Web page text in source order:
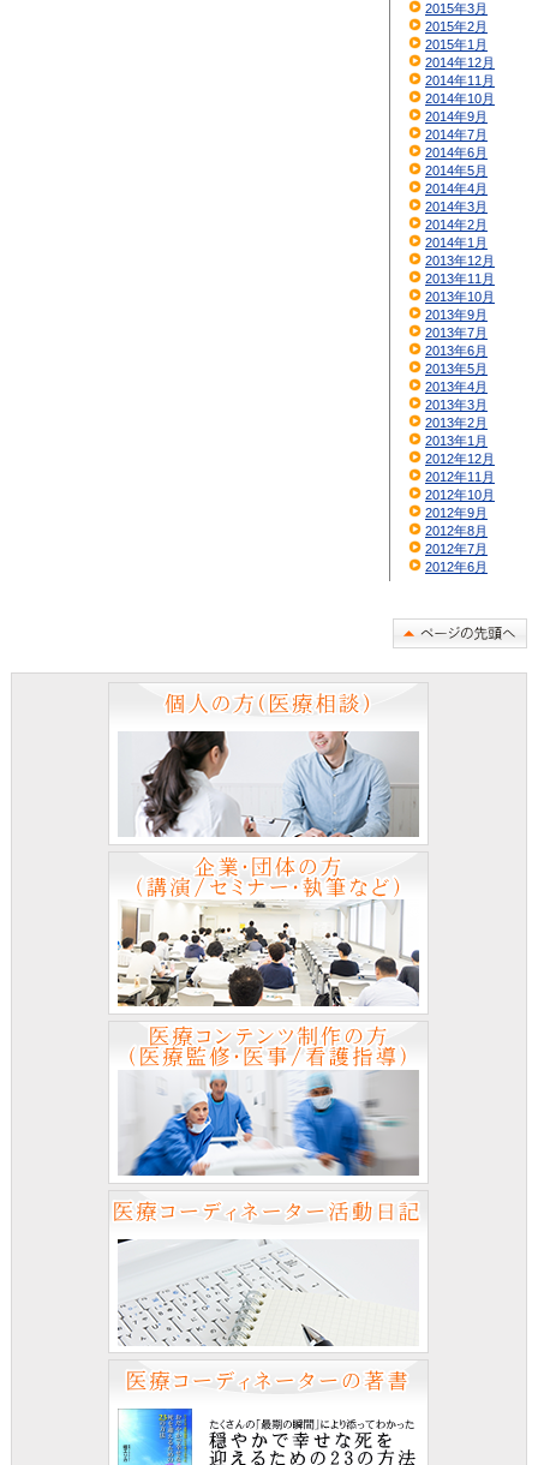
2015年3月
2015年2月
2015年1月
2014年12月
2014年11月
2014年10月
2014年9月
2014年7月
2014年6月
2014年5月
2014年4月
2014年3月
2014年2月
2014年1月
2013年12月
2013年11月
2013年10月
2013年9月
2013年7月
2013年6月
2013年5月
2013年4月
2013年3月
2013年2月
2013年1月
2012年12月
2012年11月
2012年10月
2012年9月
2012年8月
2012年7月
2012年6月